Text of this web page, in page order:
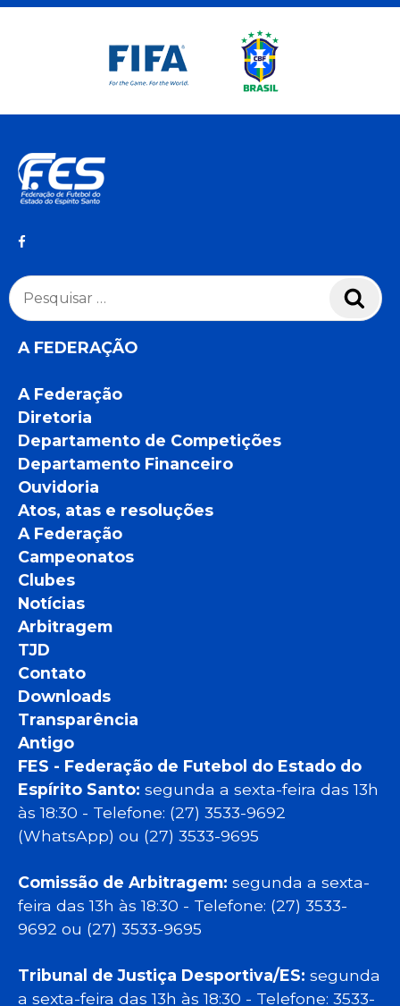
Pesquisar
por:
A FEDERAÇÃO
A Federação
Diretoria
Departamento de Competições
Departamento Financeiro
Ouvidoria
Atos, atas e resoluções
A Federação
Campeonatos
Clubes
Notícias
Arbitragem
TJD
Contato
Downloads
Transparência
Antigo
FES - Federação de Futebol do Estado do
Espírito Santo: segunda a sexta-feira das 13h
às 18:30 - Telefone: (27) 3533-9692
(WhatsApp) ou (27) 3533-9695
Comissão de Arbitragem: segunda a sexta-
feira das 13h às 18:30 - Telefone: (27) 3533-
9692 ou (27) 3533-9695
Tribunal de Justiça Desportiva/ES: segunda
a sexta-feira das 13h às 18:30 - Telefone: 3533-